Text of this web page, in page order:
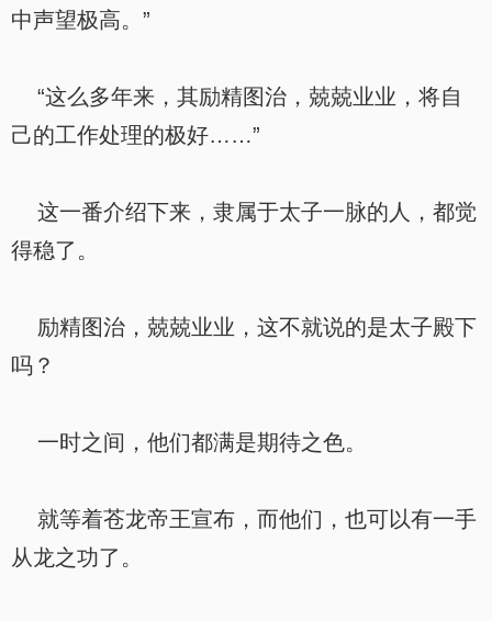
中声望极高。”
“这么多年来，其励精图治，兢兢业业，将自
己的工作处理的极好……”
这一番介绍下来，隶属于太子一脉的人，都觉
得稳了。
励精图治，兢兢业业，这不就说的是太子殿下
吗？
一时之间，他们都满是期待之色。
就等着苍龙帝王宣布，而他们，也可以有一手
从龙之功了。